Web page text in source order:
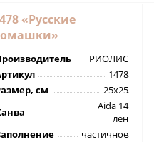
«Русские
РИОЛИС
1478
см
25х25
Aida 14
лен
частичное